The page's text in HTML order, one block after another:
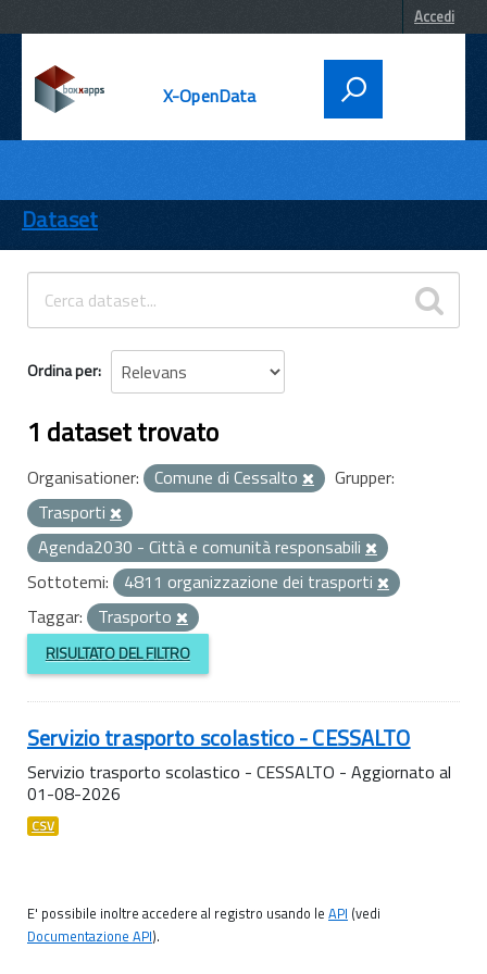
Accedi
X-OpenData
ENTI
TEMI
INFORMAZIONI
Dataset
Ordina per
1 dataset trovato
Organisationer: Comune di Cessalto
Grupper:
Trasporti
Agenda2030 - Città e comunità responsabili
Sottotemi:
4811 organizzazione dei trasporti
Taggar:
Trasporto
RISULTATO DEL FILTRO
Servizio trasporto scolastico - CESSALTO
Servizio trasporto scolastico - CESSALTO - Aggiornato al
01-08-2026
CSV
E' possibile inoltre accedere al registro usando le API (vedi
Documentazione API).